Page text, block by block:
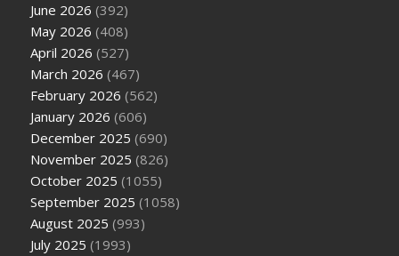
June 2026 (392)
May 2026 (408)
April 2026 (527)
March 2026 (467)
February 2026 (562)
January 2026 (606)
December 2025 (690)
November 2025 (826)
October 2025 (1055)
September 2025 (1058)
August 2025 (993)
July 2025 (1993)